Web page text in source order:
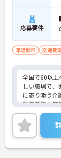
応募要件
車通勤可 交通費
全国で60以上
しい職場で
に寄り添う介
利用者様の笑
ム連携を大切
ご興味ある方
詳細をお話し
い！